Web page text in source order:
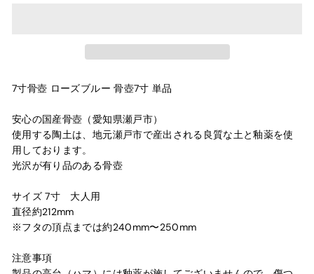
7寸骨壺 ローズブルー 骨壺7寸 単品
安心の国産骨壺（愛知県瀬戸市）
使用する陶土は、地元瀬戸市で産出される良質な土と釉薬を使
用しております。
光沢が有り品のある骨壺
サイズ 7寸 大人用
直径約212mm
※フタの頂点までは約240mm〜250mm
注意事項